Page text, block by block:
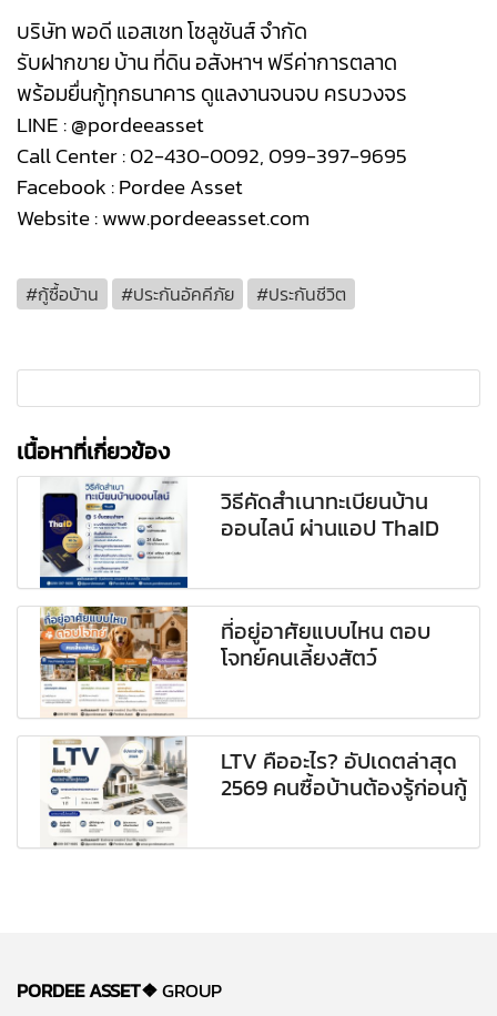
บริษัท พอดี แอสเซท โซลูชันส์ จำกัด
รับฝากขาย บ้าน ที่ดิน อสังหาฯ ฟรีค่าการตลาด
พร้อมยื่นกู้ทุกธนาคาร ดูแลงานจนจบ ครบวงจร
LINE : @pordeeasset
Call Center : 02-430-0092, 099-397-9695
Facebook : Pordee Asset
Website : www.pordeeasset.com
#กู้ซื้อบ้าน #ประกันอัคคีภัย #ประกันชีวิต
เนื้อหาที่เกี่ยวข้อง
วิธีคัดสำเนาทะเบียนบ้าน
ออนไลน์ ผ่านแอป ThaID
ที่อยู่อาศัยแบบไหน ตอบ
โจทย์คนเลี้ยงสัตว์
LTV คืออะไร? อัปเดตล่าสุด
2569 คนซื้อบ้านต้องรู้ก่อนกู้
PORDEE ASSET❖GROUP